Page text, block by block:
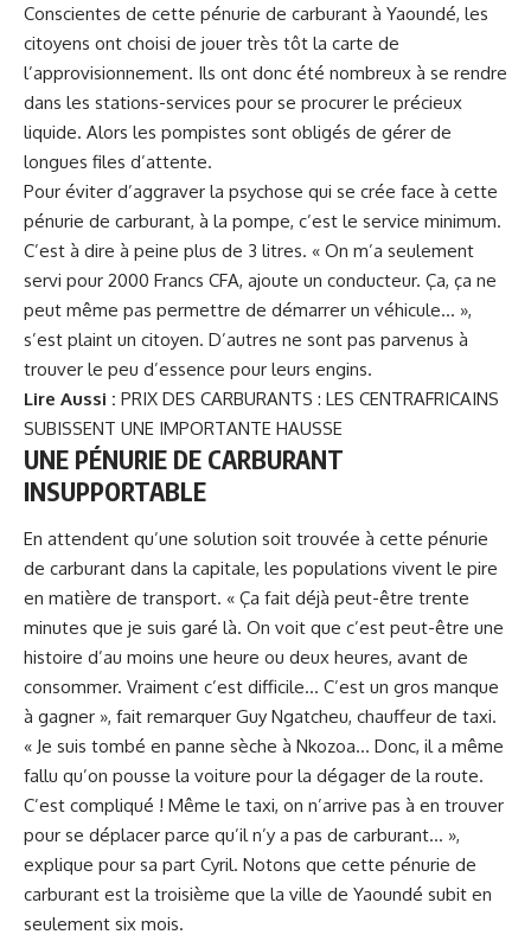
Conscientes de cette pénurie de carburant à Yaoundé, les
citoyens ont choisi de jouer très tôt la carte de
l’approvisionnement. Ils ont donc été nombreux à se rendre
dans les stations-services pour se procurer le précieux
liquide. Alors les pompistes sont obligés de gérer de
longues files d’attente.
Pour éviter d’aggraver la psychose qui se crée face à cette
pénurie de carburant, à la pompe, c’est le service minimum.
C’est à dire à peine plus de 3 litres. « On m’a seulement
servi pour 2000 Francs CFA, ajoute un conducteur. Ça, ça ne
peut même pas permettre de démarrer un véhicule… »,
s’est plaint un citoyen. D’autres ne sont pas parvenus à
trouver le peu d’essence pour leurs engins.
Lire Aussi : PRIX DES CARBURANTS : LES CENTRAFRICAINS
SUBISSENT UNE IMPORTANTE HAUSSE
UNE PÉNURIE DE CARBURANT
INSUPPORTABLE
En attendent qu’une solution soit trouvée à cette pénurie
de carburant dans la capitale, les populations vivent le pire
en matière de transport. « Ça fait déjà peut-être trente
minutes que je suis garé là. On voit que c’est peut-être une
histoire d’au moins une heure ou deux heures, avant de
consommer. Vraiment c’est difficile… C’est un gros manque
à gagner », fait remarquer Guy Ngatcheu, chauffeur de taxi.
« Je suis tombé en panne sèche à Nkozoa… Donc, il a même
fallu qu’on pousse la voiture pour la dégager de la route.
C’est compliqué ! Même le taxi, on n’arrive pas à en trouver
pour se déplacer parce qu’il n’y a pas de carburant… »,
explique pour sa part Cyril. Notons que cette pénurie de
carburant est la troisième que la ville de Yaoundé subit en
seulement six mois.